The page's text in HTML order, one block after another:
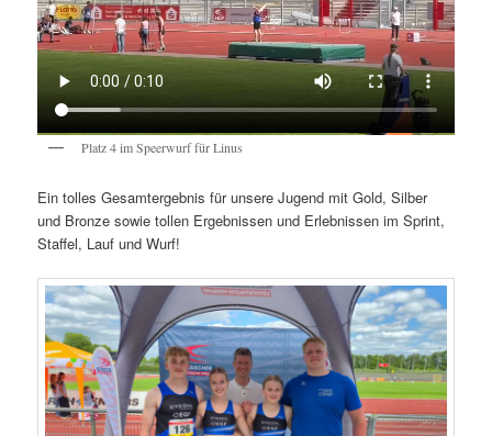
Platz 4 im Speerwurf für Linus
Ein tolles Gesamtergebnis für unsere Jugend mit Gold, Silber
und Bronze sowie tollen Ergebnissen und Erlebnissen im Sprint,
Staffel, Lauf und Wurf!